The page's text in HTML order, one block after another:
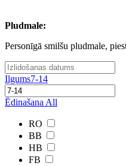
Pludmale:
Personīgā smilšu pludmale,
Ilgums7-14
Ēdinašana All
RO
BB
HB
FB